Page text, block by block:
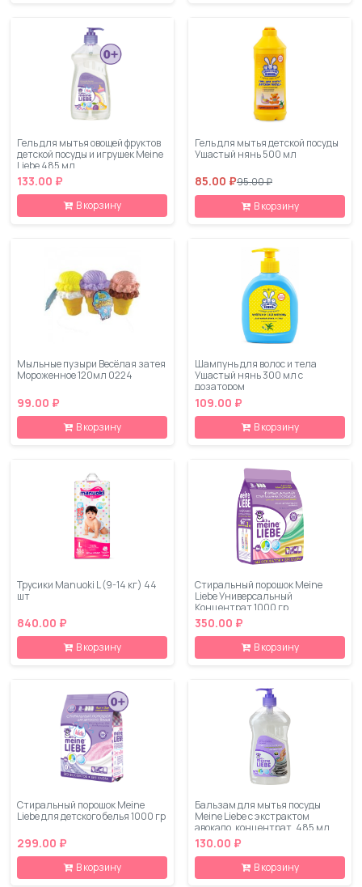
Гель для мытья овощей фруктов
детской посуды и игрушек Meine
Liebe 485 мл
133.00 ₽
В корзину
Гель для мытья детской посуды
Ушастый нянь 500 мл
85.00 ₽95.00 ₽
В корзину
Мыльные пузыри Весёлая затея
Мороженное 120мл 0224
99.00 ₽
В корзину
Шампунь для волос и тела
Ушастый нянь 300 мл с
дозатором
109.00 ₽
В корзину
Трусики Manuoki L (9-14 кг) 44
шт
840.00 ₽
В корзину
Стиральный порошок Meine
Liebe Универсальный
Концентрат 1000 гр
350.00 ₽
В корзину
Стиральный порошок Meine
Liebe для детского белья 1000 гр
299.00 ₽
В корзину
Бальзам для мытья посуды
Meine Liebe с экстрактом
авокадо, концентрат, 485 мл
130.00 ₽
В корзину